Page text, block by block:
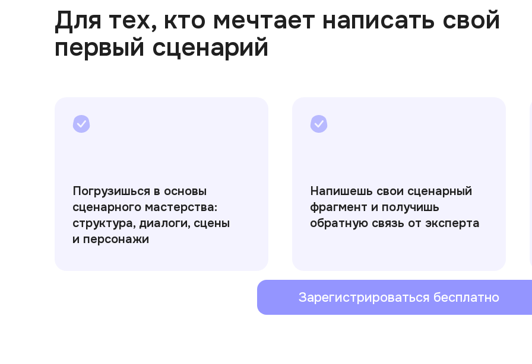
Для тех, кто мечтает написать свой
первый сценарий
Погрузишься в основы
сценарного мастерства:
структура, диалоги, сцены
и персонажи
Напишешь свои сценарный
фрагмент и получишь
обратную связь от эксперта
Зарегистрироваться бесплатно